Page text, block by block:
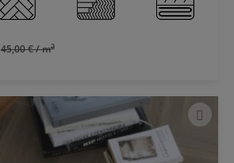
45,00 € / m2